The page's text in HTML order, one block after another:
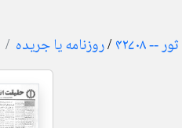
۴۲۷۰۸ /روزنامه یا جریده